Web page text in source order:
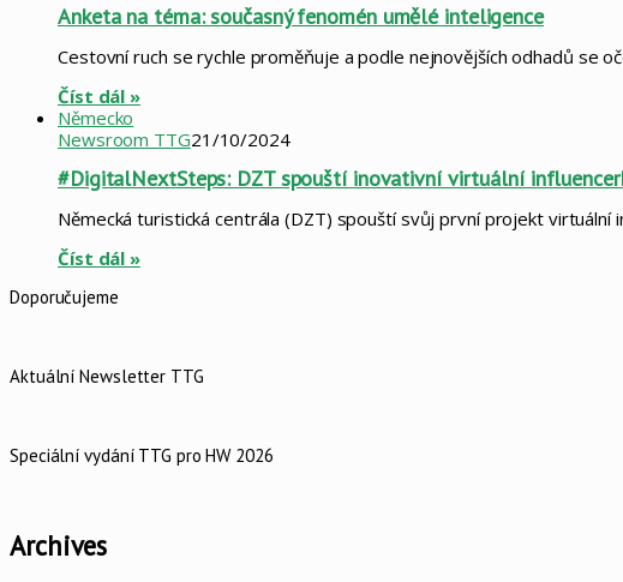
Anketa na téma: současný fenomén umělé inteligence
Cestovní ruch se rychle proměňuje a podle nejnovějších odhadů se
Číst dál »
Německo
Newsroom TTG21/10/2024
#DigitalNextSteps: DZT spouští inovativní virtuální
Německá turistická centrála (DZT) spouští svůj první projekt
Číst dál »
Doporučujeme
Aktuální Newsletter TTG
Speciální vydání TTG pro HW 2026
Archives